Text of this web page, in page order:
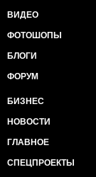
ВИДЕО
ФОТОШОПЫ
БЛОГИ
ФОРУМ
БИЗНЕС
НОВОСТИ
ГЛАВНОЕ
СПЕЦПРОЕКТЫ